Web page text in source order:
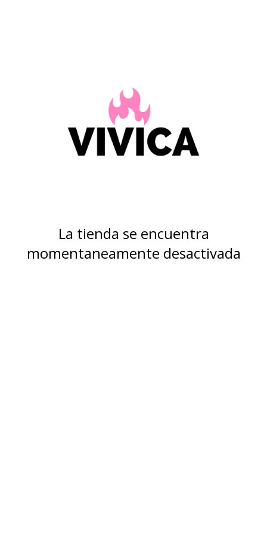
La tienda se encuentra
momentaneamente desactivada